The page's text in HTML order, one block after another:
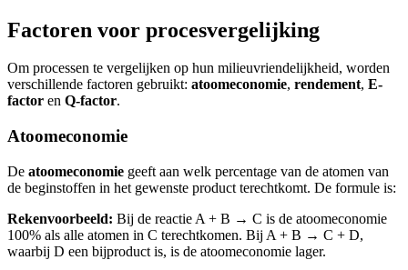
Factoren voor procesvergelijking
Om processen te vergelijken op hun milieuvriendelijkheid, worden
verschillende factoren gebruikt: atoomeconomie, rendement, E-
factor en Q-factor.
Atoomeconomie
De atoomeconomie geeft aan welk percentage van de atomen van
de beginstoffen in het gewenste product terechtkomt. De formule is:
Rekenvoorbeeld: Bij de reactie A + B → C is de atoomeconomie
100% als alle atomen in C terechtkomen. Bij A + B → C + D,
waarbij D een bijproduct is, is de atoomeconomie lager.